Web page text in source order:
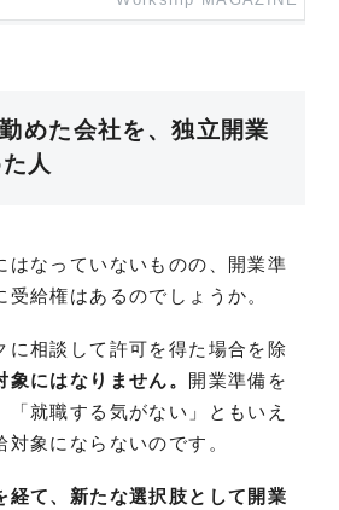
めた会社を、独立開業
人
はなっていないものの、開業準
給権はあるのでしょうか。
に相談して許可を得た場合を除
にはなりません。 開業準備を
「就職する気がない」ともいえ
対象にならないのです。
経て、新たな選択肢として開業